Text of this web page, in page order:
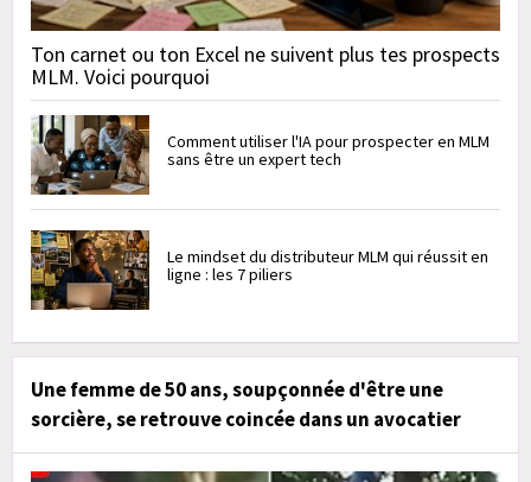
Ton carnet ou ton Excel ne suivent plus tes prospects
MLM. Voici pourquoi
Comment utiliser l'IA pour prospecter en MLM
sans être un expert tech
Le mindset du distributeur MLM qui réussit en
ligne : les 7 piliers
Une femme de 50 ans, soupçonnée d'être une
sorcière, se retrouve coincée dans un avocatier